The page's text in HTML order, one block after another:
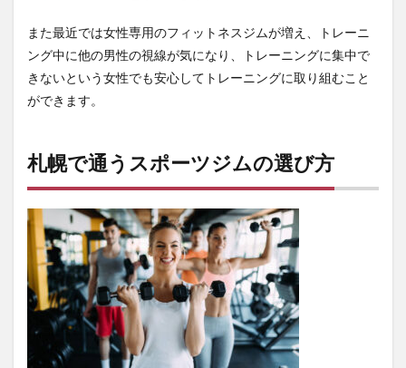
サポ
ート
内容
が丁
ある
営業
時間
さや
職
場・
自宅
から
の通
いや
すさ
3
また最近では女性専用のフィットネスジムが増え、トレーニ
ング中に他の男性の視線が気になり、トレーニングに集中で
きないという女性でも安心してトレーニングに取り組むこと
ができます。
札幌で通うスポーツジムの選び方